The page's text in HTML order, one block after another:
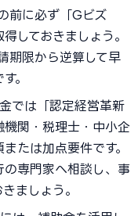
前に必ず「Gビズ
しておきましょう。
期限から逆算して早
。
では「認定経営革新
関・税理士・中小企
たは加点要件です。
専門家へ相談し、事
ましょう。